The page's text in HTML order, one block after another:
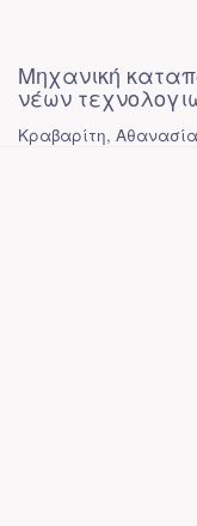
Μηχανική
νέων
Κραβαρίτη,